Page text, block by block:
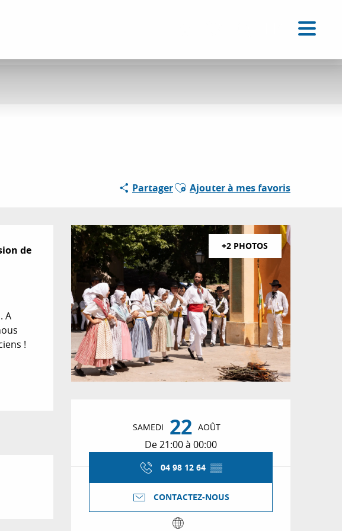
PartagerAjouter aux favoris
Ajouter à mes favoris
+2 PHOTOS
Ouverture et
SAMEDI 22 AOÛT
De 21:00 à 00:00
04 98 12 64 ▒▒
CONTACTEZ-NOUS
de
A
!